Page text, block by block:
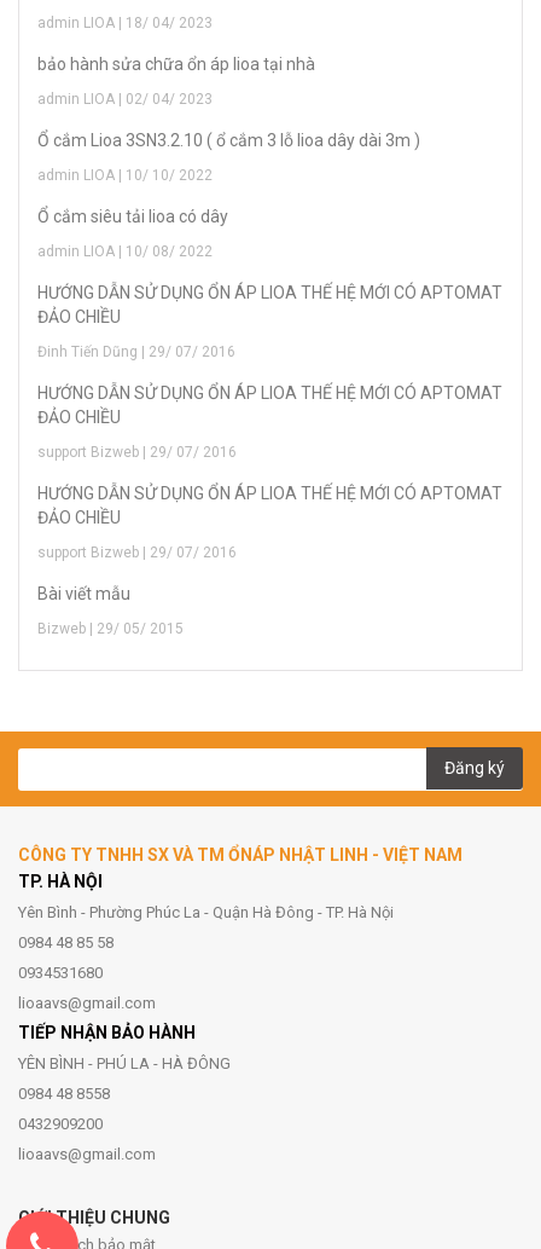
admin LIOA | 18/ 04/ 2023
bảo hành sửa chữa ổn áp lioa tại nhà
admin LIOA | 02/ 04/ 2023
Ổ cắm Lioa 3SN3.2.10 ( ổ cắm 3 lỗ lioa dây dài 3m )
admin LIOA | 10/ 10/ 2022
Ổ cắm siêu tải lioa có dây
admin LIOA | 10/ 08/ 2022
HƯỚNG DẪN SỬ DỤNG ỔN ÁP LIOA THẾ HỆ MỚI CÓ APTOMAT
ĐẢO CHIỀU
Đinh Tiến Dũng | 29/ 07/ 2016
HƯỚNG DẪN SỬ DỤNG ỔN ÁP LIOA THẾ HỆ MỚI CÓ APTOMAT
ĐẢO CHIỀU
support Bizweb | 29/ 07/ 2016
HƯỚNG DẪN SỬ DỤNG ỔN ÁP LIOA THẾ HỆ MỚI CÓ APTOMAT
ĐẢO CHIỀU
support Bizweb | 29/ 07/ 2016
Bài viết mẫu
Bizweb | 29/ 05/ 2015
Đăng ký
CÔNG TY TNHH SX VÀ TM ỔNÁP NHẬT LINH - VIỆT NAM
TP. HÀ NỘI
Yên Bình - Phường Phúc La - Quận Hà Đông - TP. Hà Nội
0984 48 85 58
0934531680
lioaavs@gmail.com
TIẾP NHẬN BẢO HÀNH
YÊN BÌNH - PHÚ LA - HÀ ĐÔNG
0984 48 8558
0432909200
lioaavs@gmail.com
GIỚI THIỆU CHUNG
Chính sách bảo mật